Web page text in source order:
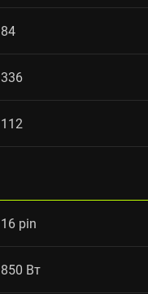
84
336
112
16 pin
850 Вт